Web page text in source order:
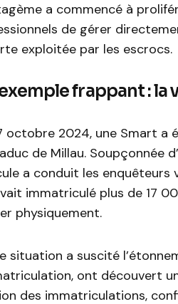
a commencé à
de gérer
exploitée par les escrocs.
frappant : la
octobre 2024, une Smart a
de Millau. Soupçonnée
a conduit les enquêteurs
immatriculé plus de 17
physiquement.
situation a suscité
ont découvert
des immatriculations,